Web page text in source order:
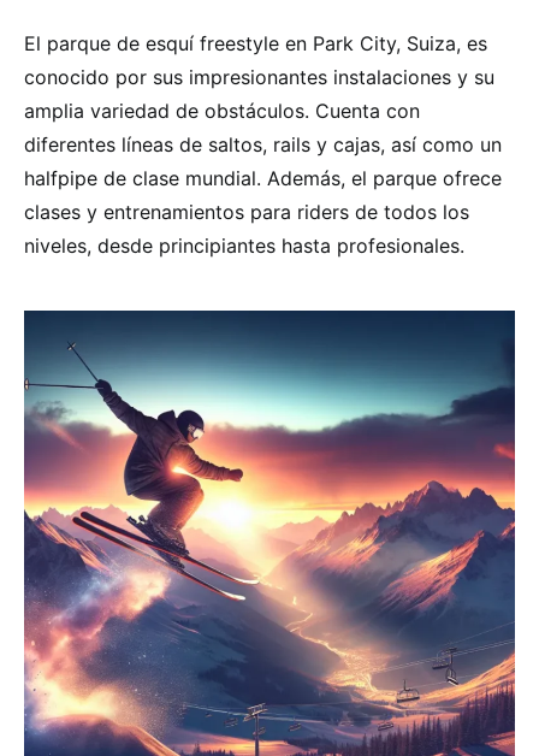
El parque de esquí freestyle en Park City, Suiza, es
conocido por sus impresionantes instalaciones y su
amplia variedad de obstáculos. Cuenta con
diferentes líneas de saltos, rails y cajas, así como un
halfpipe de clase mundial. Además, el parque ofrece
clases y entrenamientos para riders de todos los
niveles, desde principiantes hasta profesionales.